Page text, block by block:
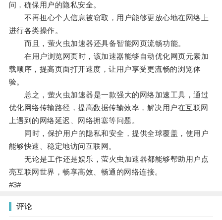
问，确保用户的隐私安全。
不再担心个人信息被窃取，用户能够更放心地在网络上
进行各类操作。
而且，萤火虫加速器还具备智能网页流畅功能。
在用户浏览网页时，该加速器能够自动优化网页元素加
载顺序，提高页面打开速度，让用户享受更流畅的浏览体
验。
总之，萤火虫加速器是一款强大的网络加速工具，通过
优化网络传输路径，提高数据传输效率，解决用户在互联网
上遇到的网络延迟、网络拥塞等问题。
同时，保护用户的隐私和安全，提供全球覆盖，使用户
能够快速、稳定地访问互联网。
无论是工作还是娱乐，萤火虫加速器都能够帮助用户点
亮互联网世界，畅享高效、畅通的网络连接。
#3#
评论